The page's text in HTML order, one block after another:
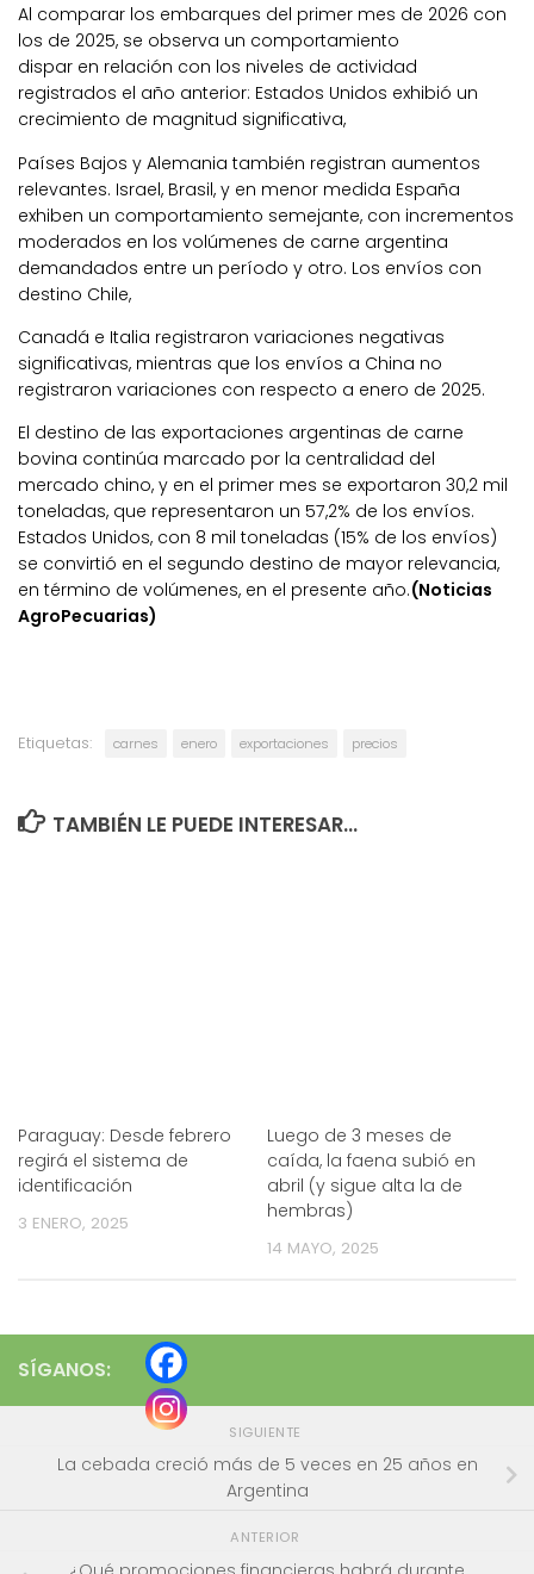
Al comparar los embarques del primer mes de 2026 con
los de 2025, se observa un comportamiento
dispar en relación con los niveles de actividad
registrados el año anterior: Estados Unidos exhibió un
crecimiento de magnitud significativa,
Países Bajos y Alemania también registran aumentos
relevantes. Israel, Brasil, y en menor medida España
exhiben un comportamiento semejante, con incrementos
moderados en los volúmenes de carne argentina
demandados entre un período y otro. Los envíos con
destino Chile,
Canadá e Italia registraron variaciones negativas
significativas, mientras que los envíos a China no
registraron variaciones con respecto a enero de 2025.
El destino de las exportaciones argentinas de carne
bovina continúa marcado por la centralidad del
mercado chino, y en el primer mes se exportaron 30,2 mil
toneladas, que representaron un 57,2% de los envíos.
Estados Unidos, con 8 mil toneladas (15% de los envíos)
se convirtió en el segundo destino de mayor relevancia,
en término de volúmenes, en el presente año.(Noticias
AgroPecuarias)
Etiquetas: carnes enero exportaciones precios
TAMBIÉN LE PUEDE INTERESAR...
Paraguay: Desde febrero
regirá el sistema de
identificación
3 ENERO, 2025
Luego de 3 meses de
caída, la faena subió en
abril (y sigue alta la de
hembras)
14 MAYO, 2025
SÍGANOS:
SIGUIENTE
La cebada creció más de 5 veces en 25 años en
Argentina
ANTERIOR